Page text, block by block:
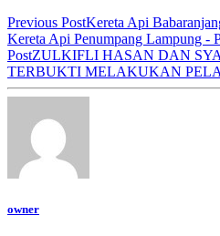
Previous PostKereta Api
Kereta Api Penumpang Lampung -
PostZULKIFLI HASAN DAN
TERBUKTI MELAKUKAN
owner